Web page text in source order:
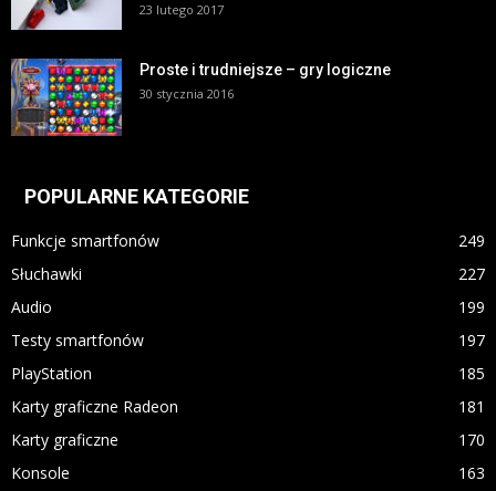
23 lutego 2017
Proste i trudniejsze – gry logiczne
30 stycznia 2016
POPULARNE KATEGORIE
Funkcje smartfonów
249
Słuchawki
227
Audio
199
Testy smartfonów
197
PlayStation
185
Karty graficzne Radeon
181
Karty graficzne
170
Konsole
163